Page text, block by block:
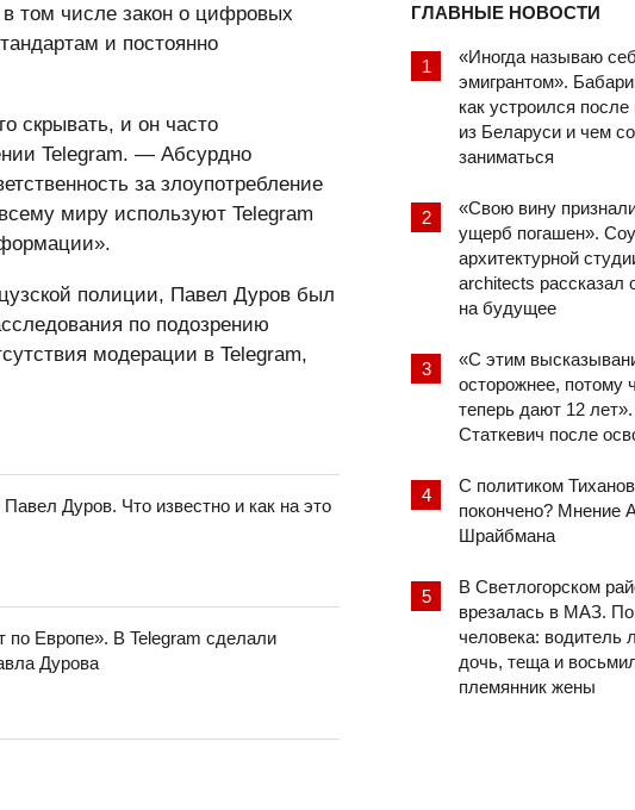
ГЛАВНЫЕ НОВОСТИ
«Иногда называю
эмигрантом».
как устроился
из Беларуси и чем
заниматься
«Свою вину
ущерб погашен».
архитектурной
architects рассказал
на будущее
«С этим
осторожнее, потому
теперь дают 12
Статкевич после
С политиком
покончено? Мнение
Шрайбмана
В Светлогорском
врезалась в МАЗ.
человека: водитель
дочь, теща и
племянник жены
том числе закон о цифровых
и постоянно
скрывать, и он часто
Telegram. — Абсурдно
за злоупотребление
миру используют Telegram
полиции, Павел Дуров был
по подозрению
модерации в Telegram,
Дуров. Что известно и как на это
по Европе». В Telegram сделали
Дурова